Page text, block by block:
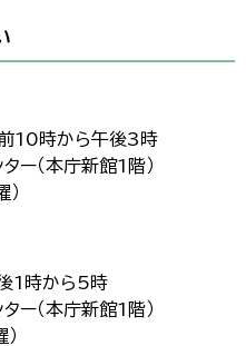
前10時から午後3時
ー（本庁新館1階）
後1時から5時
ー（本庁新館1階）